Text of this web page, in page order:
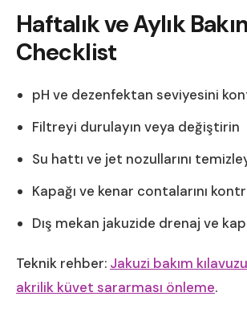
Haftalık ve Aylık
Checklist
pH ve dezenfektan seviyesini
Filtreyi durulayın veya değiştirin
Su hattı ve jet nozullarını
Kapağı ve kenar contalarını
Dış mekan jakuzide drenaj ve
Teknik rehber: Jakuzi bakım kılavuzu
akrilik küvet sararması önleme.